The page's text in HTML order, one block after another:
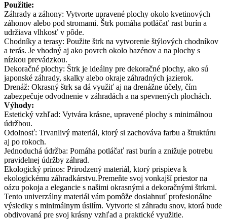
Použitie:
Záhrady a záhony: Vytvorte upravené plochy okolo kvetinových
záhonov alebo pod stromami. Štrk pomáha potláčať rast burín a
udržiava vlhkosť v pôde.
Chodníky a terasy: Použite štrk na vytvorenie štýlových chodníkov
a terás. Je vhodný aj ako povrch okolo bazénov a na plochy s
nízkou prevádzkou.
Dekoračné plochy: Štrk je ideálny pre dekoračné plochy, ako sú
japonské záhrady, skalky alebo okraje záhradných jazierok.
Drenáž: Okrasný štrk sa dá využiť aj na drenážne účely, čím
zabezpečuje odvodnenie v záhradách a na spevnených plochách.
Výhody:
Estetický vzhľad: Vytvára krásne, upravené plochy s minimálnou
údržbou.
Odolnosť: Trvanlivý materiál, ktorý si zachováva farbu a štruktúru
aj po rokoch.
Jednoduchá údržba: Pomáha potláčať rast burín a znižuje potrebu
pravidelnej údržby záhrad.
Ekologický prínos: Prirodzený materiál, ktorý prispieva k
ekologickému záhradkárstvu.Premeňte svoj vonkajší priestor na
oázu pokoja a elegancie s našimi okrasnými a dekoračnými štrkmi.
Tento univerzálny materiál vám pomôže dosiahnuť profesionálne
výsledky s minimálnym úsilím. Vytvorte si záhradu snov, ktorá bude
obdivovaná pre svoj krásny vzhľad a praktické využitie.